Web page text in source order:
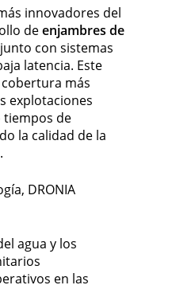
innovadores del
deenjambres de
con sistemas
latencia. Este
más
explotaciones
tiempos de
la calidad de la
DRONIA
agua y los
en las